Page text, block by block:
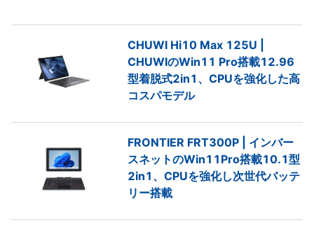
CHUWI Hi10 Max 125U |
CHUWIのWin11 Pro搭載12.96
型着脱式2in1、CPUを強化した高
コスパモデル
FRONTIER FRT300P | インバー
スネットのWin11Pro搭載10.1型
2in1、CPUを強化し次世代バッテ
リー搭載